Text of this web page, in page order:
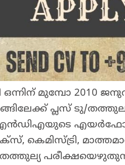
മുമ്പോ 2010
പ്ലസ് ടു/
എൻഡിഎയുടെ
കെമിസ്ട്രി,
തത്തുല്യ